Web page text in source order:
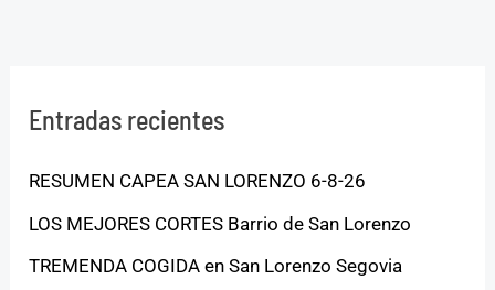
Entradas recientes
RESUMEN CAPEA SAN LORENZO 6-8-26
LOS MEJORES CORTES Barrio de San Lorenzo
TREMENDA COGIDA en San Lorenzo Segovia